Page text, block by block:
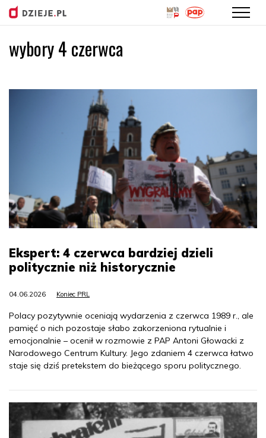
wybory 4 czerwca
Ekspert: 4 czerwca bardziej dzieli
politycznie niż historycznie
04.06.2026 Koniec PRL
Polacy pozytywnie oceniają wydarzenia z czerwca 1989 r., ale
pamięć o nich pozostaje słabo zakorzeniona rytualnie i
emocjonalnie – ocenił w rozmowie z PAP Antoni Głowacki z
Narodowego Centrum Kultury. Jego zdaniem 4 czerwca łatwo
staje się dziś pretekstem do bieżącego sporu politycznego.